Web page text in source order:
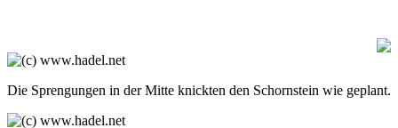
Die Sprengungen in der Mitte knickten den Schornstein wie geplant.